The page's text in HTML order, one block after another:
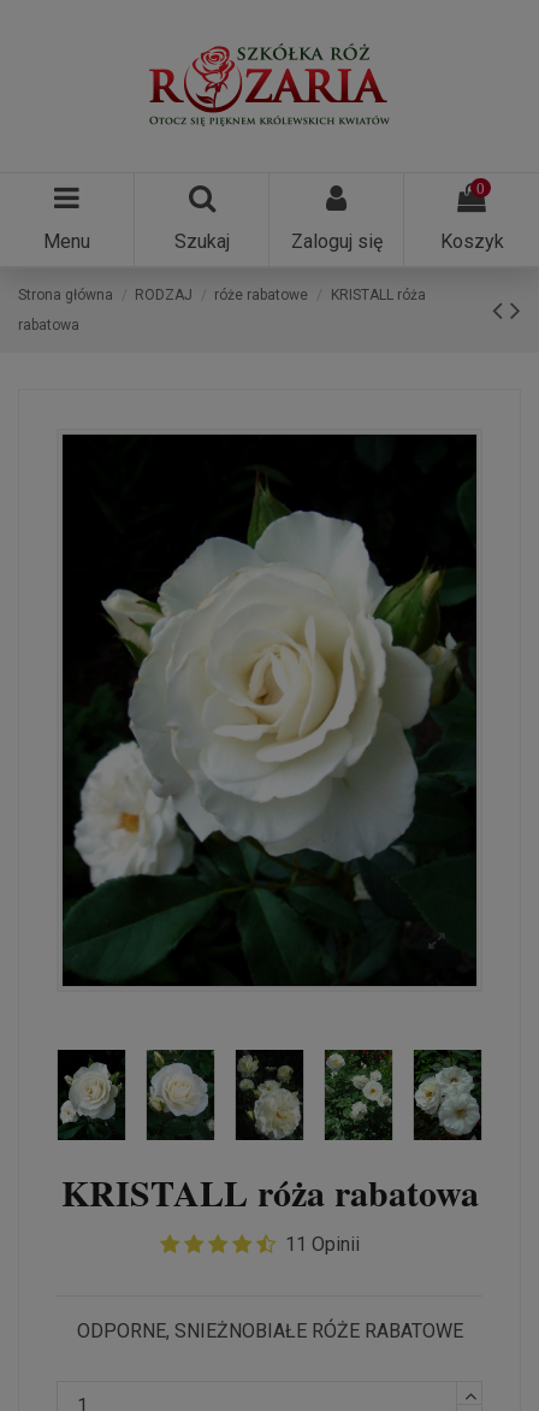
Menu Szukaj Zaloguj się
0
Koszyk
Strona główna RODZAJ róże rabatowe
KRISTALL róża
rabatowa
KRISTALL róża rabatowa
11 Opinii
ODPORNE, SNIEŻNOBIAŁE RÓŻE RABATOWE